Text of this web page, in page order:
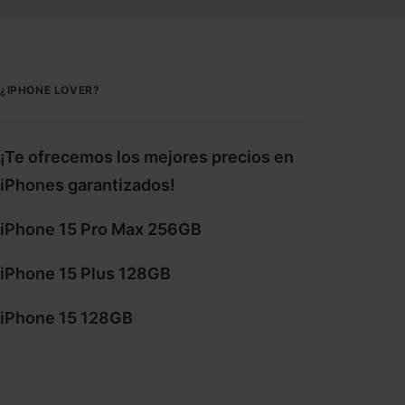
¿IPHONE LOVER?
¡Te ofrecemos los mejores precios en
iPhones garantizados!
iPhone 15 Pro Max 256GB
iPhone 15 Plus 128GB
iPhone 15 128GB